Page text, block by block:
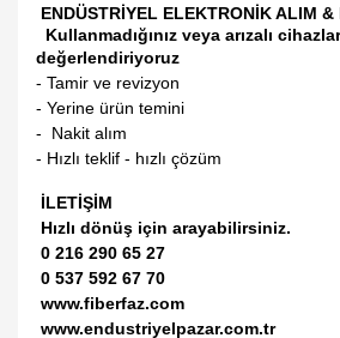
ENDÜSTRİYEL ELEKTRONİK ALIM &
Kullanmadığınız veya arızalı
değerlendiriyoruz
- Tamir ve revizyon
- Yerine ürün temini
- Nakit alım
- Hızlı teklif - hızlı çözüm
İLETİŞİM
Hızlı dönüş için arayabilirsiniz.
0 216 290 65 27
0 537 592 67 70
www.fiberfaz.com
www.endustriyelpazar.com.tr